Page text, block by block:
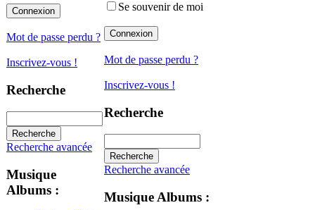
Mot de passe perdu ?
Inscrivez-vous !
Recherche
Recherche avancée
Musique
Albums :
Se souvenir de moi
Mot de passe perdu ?
Inscrivez-vous !
Recherche
Recherche avancée
Musique Albums :